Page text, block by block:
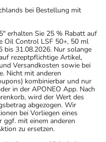
bei Bestellung mit
erhalten Sie 25 % Rabatt auf
Oil Control LSF 50+, 50 ml
bis 31.08.2026. Nur solange
rezeptpflichtige Artikel,
Versandkosten sowie bei
Nicht mit anderen
kombinierbar und nur
in der APONEO App. Nach
wird der Wert des
abgezogen. Wir
bei Vorliegen eines
ggf. mit einem anderen
zu ersetzen.